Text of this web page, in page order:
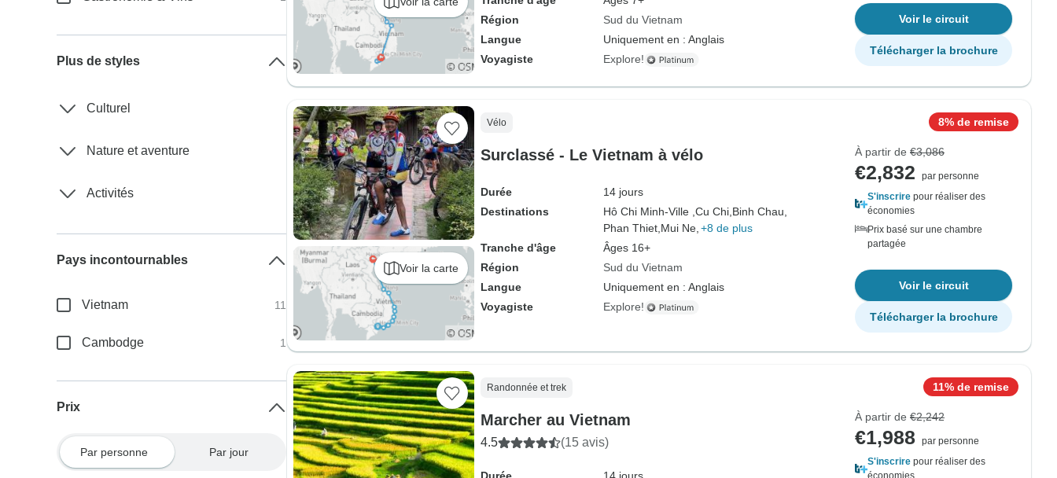
Région
Sud du Vietnam
Langue
Uniquement en : Anglais
Voyagiste
Explore!
Voir le circuit
Télécharger la brochure
Voir la carte
Vélo
Surclassé - Le Vietnam à vélo
Durée
14 jours
Destinations
Hô Chi Minh-Ville , Cu Chi, Binh Chau,
Phan Thiet, Mui Ne, +8 de plus
Tranche d'âge
Âges 16+
Région
Sud du Vietnam
Langue
Uniquement en : Anglais
Voyagiste
Explore!
8% de remise
À partir de €3,086
€2,832
par personne
S'inscrire pour réaliser des
économies
Prix basé sur une chambre
partagée
Voir le circuit
Télécharger la brochure
Randonnée et trek
Marcher au Vietnam
4.5 (15 avis)
11% de remise
À partir de €2,242
€1,988
par personne
S'inscrire pour réaliser des
économies
Plus de styles
Culturel
Nature et aventure
Activités
Pays incontournables
Vietnam 11
Cambodge 1
Prix
Par personne Par jour